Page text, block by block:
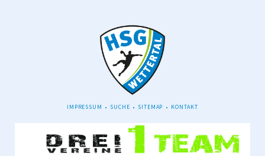
NAVIGATION
IMPRESSUM SUCHE SITEMAP KONTAKT